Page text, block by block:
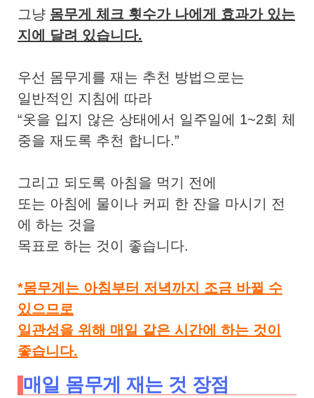
그냥 몸무게 체크 횟수가 나에게 효과가 있는
지에 달려 있습니다.
우선 몸무게를 재는 추천 방법으로는
일반적인 지침에 따라
“옷을 입지 않은 상태에서 일주일에 1~2회 체
중을 재도록 추천 합니다.”
그리고 되도록 아침을 먹기 전에
또는 아침에 물이나 커피 한 잔을 마시기 전
에 하는 것을
목표로 하는 것이 좋습니다.
*몸무게는 아침부터 저녁까지 조금 바뀔 수
있으므로
일관성을 위해 매일 같은 시간에 하는 것이
좋습니다.
매일 몸무게 재는 것 장점